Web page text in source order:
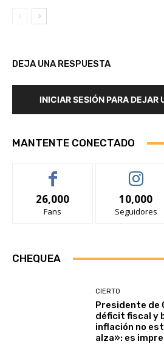
DEJA UNA RESPUESTA
INICIAR SESIÓN PARA DEJAR
MANTENTE CONECTADO
26,000
Fans
10,000
Seguidores
CHEQUEA
CIERTO
Presidente de
déficit fiscal y
inflación no
alza»: es